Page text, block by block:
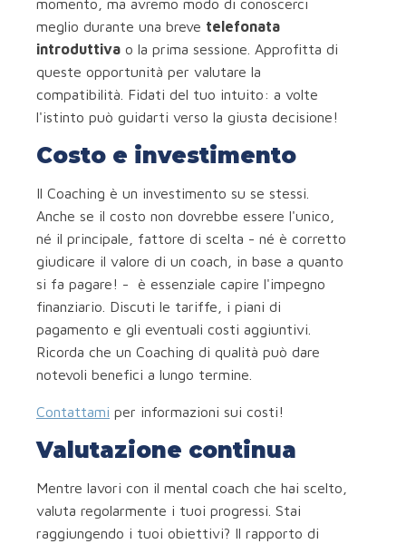
momento, ma avremo modo di conoscerci
meglio durante una breve telefonata
introduttiva o la prima sessione. Approfitta di
queste opportunità per valutare la
compatibilità. Fidati del tuo intuito: a volte
l'istinto può guidarti verso la giusta decisione!
Costo e investimento
Il Coaching è un investimento su se stessi.
Anche se il costo non dovrebbe essere l'unico,
né il principale, fattore di scelta - né è corretto
giudicare il valore di un coach, in base a quanto
si fa pagare! - è essenziale capire l'impegno
finanziario. Discuti le tariffe, i piani di
pagamento e gli eventuali costi aggiuntivi.
Ricorda che un Coaching di qualità può dare
notevoli benefici a lungo termine.
Contattami per informazioni sui costi!
Valutazione continua
Mentre lavori con il mental coach che hai scelto,
valuta regolarmente i tuoi progressi. Stai
raggiungendo i tuoi obiettivi? Il rapporto di